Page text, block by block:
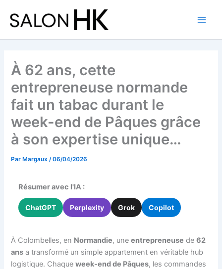
contenu
À 62 ans, cette
entrepreneuse normande
fait un tabac durant le
week-end de Pâques grâce
à son expertise unique…
ParMargaux /06/04/2026
Résumer avec l'IA :
ChatGPT Perplexity Grok Copilot
À Colombelles, en Normandie, uneentrepreneuse de62
ans a transformé un simple appartement en véritable hub
logistique. Chaqueweek-end de Pâques, les commandes